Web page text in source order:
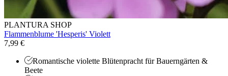
PLANTURA SHOP
Flammenblume 'Hesperis' Violett
7,99 €
Romantische violette Blütenpracht für Bauerngärten &
Beete